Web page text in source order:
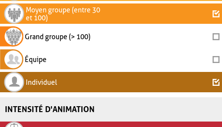
Moyen groupe (entre 30
et 100)
Grand groupe (> 100)
Équipe
Individuel
INTENSITÉ D'ANIMATION